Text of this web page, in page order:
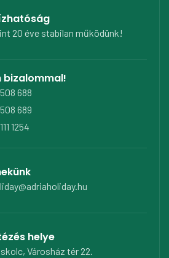
20 éve stabilan működünk!
bizalommal!
688
689
1254
helye
Városház tér 22.